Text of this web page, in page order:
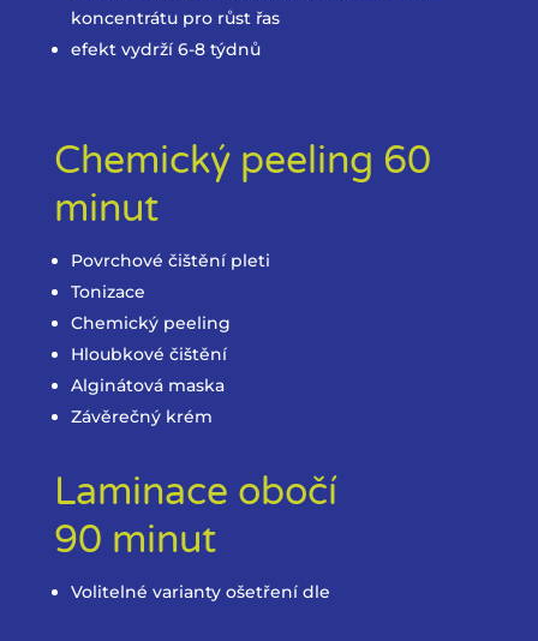
koncentrátu pro růst řas
efekt vydrží 6-8 týdnů
Chemický peeling 60
minut
Povrchové čištění pleti
Tonizace
Chemický peeling
Hloubkové čištění
Alginátová maska
Závěrečný krém
Laminace obočí
90 minut
Volitelné varianty ošetření dle